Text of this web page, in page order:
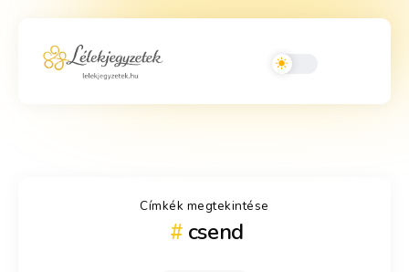
Címkék megtekintése
csend